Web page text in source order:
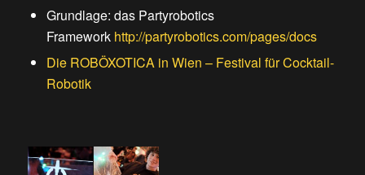
Grundlage: das Partyrobotics
Framework http://partyrobotics.com/pages/docs
Die ROBÖXOTICA in Wien – Festival für Cocktail-
Robotik